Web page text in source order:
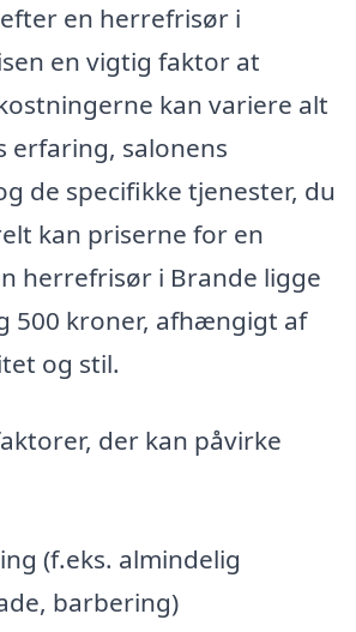
en herrefrisør i
en vigtig faktor at
kan variere alt
erfaring, salonens
de specifikke tjenester, du
kan priserne for en
herrefrisør i Brande ligge
500 kroner, afhængigt af
og stil.
der kan påvirke
(f.eks. almindelig
barbering)